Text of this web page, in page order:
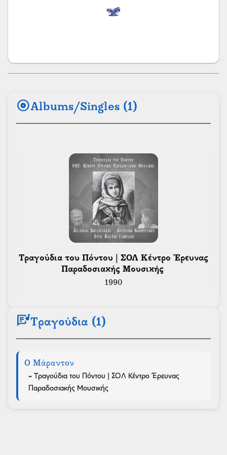
albumAlbums/Singles (1)
Παραδοσιακής Μουσικής
1990
lyricsΤραγούδια (1)
Ο Μάραντον
- Τραγούδια του Πόντου | ΣΟΛ Κέντρο Έρευνας
Παραδοσιακής Μουσικής